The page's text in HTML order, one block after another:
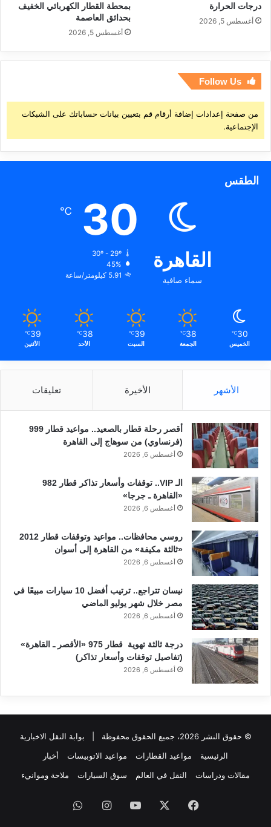
درجات الحرارة
أغسطس 5, 2026
بمحطة القطار الكهربائي الخفيف
بحدائق العاصمة
أغسطس 5, 2026
Follow Us
من صفحة إعدادات إضافة أرقام قم بتعيين بيانات حساباتك على الشبكات
الإجتماعية.
الطقس
القاهرة
سماء صافية
30
℃
30º - 29º
45%
5.91 كيلومتر/ساعة
30
℃
الخميس
38
℃
الجمعة
39
℃
السبت
38
℃
الأحد
39
℃
الأثنين
الأشهر الأخيرة تعليقات
أقصر رحلة قطار بالصعيد.. مواعيد قطار 999
(فرنساوي) من سوهاج إلى القاهرة
أغسطس 6, 2026
الـ VIP.. توقفات وأسعار تذاكر قطار 982
«القاهرة ـ جرجا»
أغسطس 6, 2026
روسي محافظات.. مواعيد وتوقفات قطار 2012
«ثالثة مكيفة» من القاهرة إلى أسوان
أغسطس 6, 2026
نيسان تتراجع.. ترتيب أفضل 10 سيارات مبيعًا في
مصر خلال شهر يوليو الماضي
أغسطس 6, 2026
درجة ثالثة تهوية قطار 975 «الأقصر ـ القاهرة»
(تفاصيل توقفات وأسعار تذاكر)
أغسطس 6, 2026
© حقوق النشر 2026، جميع الحقوق محفوظة |
بوابة النقل الاخبارية
الرئيسية
مواعيد القطارات مواعيد الاتوبيسات
أخبار
مقالات ودراسات
النقل في العالم سوق السيارات ملاحة وموانيء
فيسبوك ‫YouTubeانستقرام